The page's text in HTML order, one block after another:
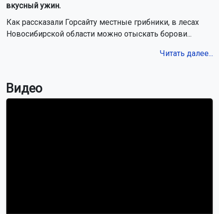
вкусный ужин.
Как рассказали Горсайту местные грибники, в лесах
Новосибирской области можно отыскать борови...
Читать далее...
Видео